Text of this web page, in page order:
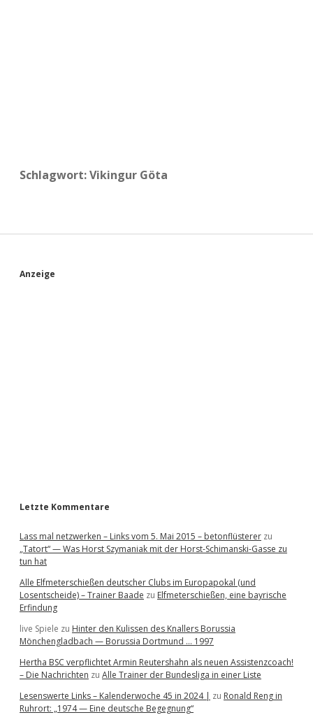
Schlagwort:Vikingur Göta
S
Anzeige
Letzte Kommentare
Lass mal netzwerken – Links vom 5. Mai 2015 – betonflüsterer zu
„Tatort“ — Was Horst Szymaniak mit der Horst-Schimanski-Gasse zu
tun hat
Alle Elfmeterschießen deutscher Clubs im Europapokal (und
Losentscheide) – Trainer Baade zu Elfmeterschießen, eine bayrische
Erfindung
live Spiele zu Hinter den Kulissen des Knallers Borussia
Mönchengladbach — Borussia Dortmund … 1997
Hertha BSC verpflichtet Armin Reutershahn als neuen Assistenzcoach!
– Die Nachrichten zu Alle Trainer der Bundesliga in einer Liste
Lesenswerte Links – Kalenderwoche 45 in 2024 | zu Ronald Reng in
Ruhrort: „1974 — Eine deutsche Begegnung“